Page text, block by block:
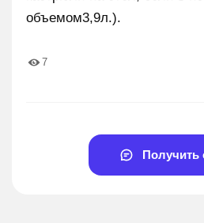
объемом3,9л.).
7
Получить